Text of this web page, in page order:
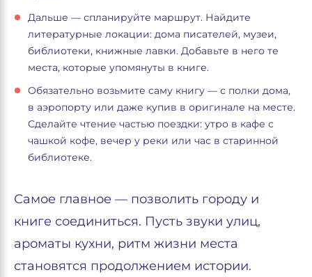
Дальше — спланируйте маршрут. Найдите
литературные локации: дома писателей, музеи,
библиотеки, книжные лавки. Добавьте в него те
места, которые упомянуты в книге.
Обязательно возьмите саму книгу — с полки дома,
в аэропорту или даже купив в оригинале на месте.
Сделайте чтение частью поездки: утро в кафе с
чашкой кофе, вечер у реки или час в старинной
библиотеке.
Самое главное — позволить городу и
книге соединиться. Пусть звуки улиц,
ароматы кухни, ритм жизни места
становятся продолжением истории.